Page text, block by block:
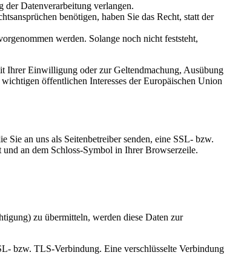
der Datenverarbeitung verlangen.
benötigen, haben Sie das Recht, statt der
werden. Solange noch nicht feststeht,
Ihrer Einwilligung oder zur Geltendmachung, Ausübung
öffentlichen Interesses der Europäischen Union
an uns als Seitenbetreiber senden, eine SSL- bzw.
an dem Schloss-Symbol in Ihrer Browserzeile.
zu übermitteln, werden diese Daten zur
bzw. TLS-Verbindung. Eine verschlüsselte Verbindung